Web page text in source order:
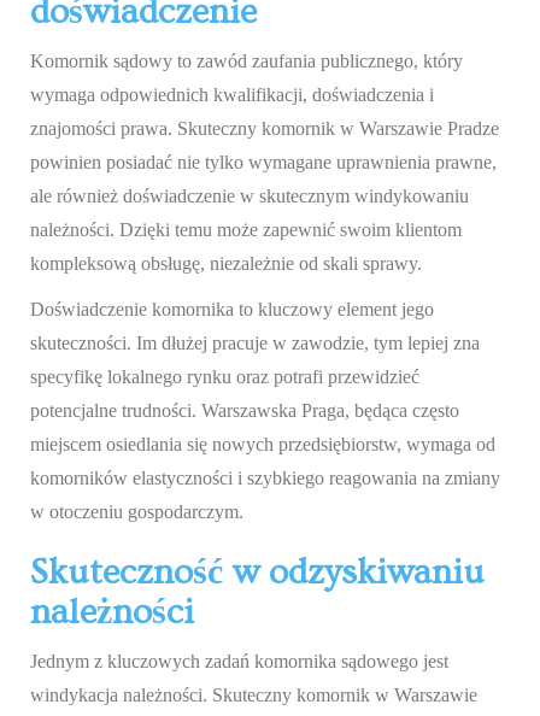
doświadczenie
Komornik sądowy to zawód zaufania publicznego, który
wymaga odpowiednich kwalifikacji, doświadczenia i
znajomości prawa. Skuteczny komornik w Warszawie Pradze
powinien posiadać nie tylko wymagane uprawnienia prawne,
ale również doświadczenie w skutecznym windykowaniu
należności. Dzięki temu może zapewnić swoim klientom
kompleksową obsługę, niezależnie od skali sprawy.
Doświadczenie komornika to kluczowy element jego
skuteczności. Im dłużej pracuje w zawodzie, tym lepiej zna
specyfikę lokalnego rynku oraz potrafi przewidzieć
potencjalne trudności. Warszawska Praga, będąca często
miejscem osiedlania się nowych przedsiębiorstw, wymaga od
komorników elastyczności i szybkiego reagowania na zmiany
w otoczeniu gospodarczym.
Skuteczność w odzyskiwaniu
należności
Jednym z kluczowych zadań komornika sądowego jest
windykacja należności. Skuteczny komornik w Warszawie